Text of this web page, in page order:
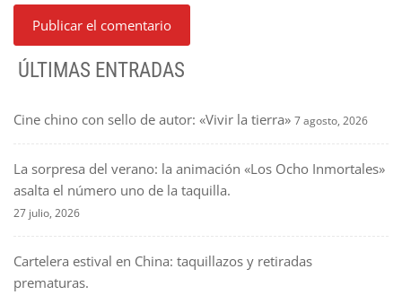
ÚLTIMAS ENTRADAS
Cine chino con sello de autor: «Vivir la tierra» 7 agosto, 2026
La sorpresa del verano: la animación «Los Ocho Inmortales»
asalta el número uno de la taquilla.
27 julio, 2026
Cartelera estival en China: taquillazos y retiradas
prematuras.